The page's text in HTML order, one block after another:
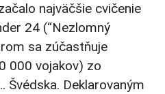
najväčšie cvičenie
24 (“Nezlomný
sa zúčastňuje
000 vojakov) zo
Švédska. Deklarovaným